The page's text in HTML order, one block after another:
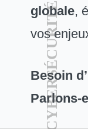
CYBERSÉCURITÉ
globale,
vos
Besoin
Parlons-